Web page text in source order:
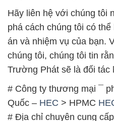
Hãy liên hệ với chúng tôi
phá cách chúng tôi có
án và nhiệm vụ của bạn.
chúng tôi, chúng tôi tin
Trường Phát sẽ là đối tác
# Công ty thương mại ¯
Quốc – HEC > HPMC
# Địa chỉ chuyên cung